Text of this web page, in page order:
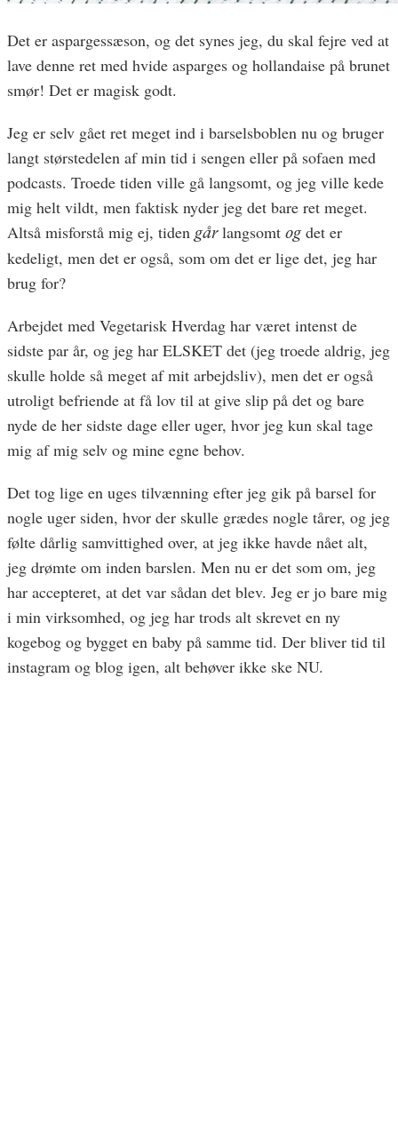
Det er aspargessæson, og det synes jeg, du skal fejre ved at
lave denne ret med hvide asparges og hollandaise på brunet
smør! Det er magisk godt.
Jeg er selv gået ret meget ind i barselsboblen nu og bruger
langt størstedelen af min tid i sengen eller på sofaen med
podcasts. Troede tiden ville gå langsomt, og jeg ville kede
mig helt vildt, men faktisk nyder jeg det bare ret meget.
Altså misforstå mig ej, tiden gårlangsomt og det er
kedeligt, men det er også, som om det er lige det, jeg har
brug for?
Arbejdet med Vegetarisk Hverdag har været intenst de
sidste par år, og jeg har ELSKET det (jeg troede aldrig, jeg
skulle holde så meget af mit arbejdsliv), men det er også
utroligt befriende at få lov til at give slip på det og bare
nyde de her sidste dage eller uger, hvor jeg kun skal tage
mig af mig selv og mine egne behov.
Det tog lige en uges tilvænning efter jeg gik på barsel for
nogle uger siden, hvor der skulle grædes nogle tårer, og jeg
følte dårlig samvittighed over, at jeg ikke havde nået alt,
jeg drømte om inden barslen. Men nu er det som om, jeg
har accepteret, at det var sådan det blev. Jeg er jo bare mig
i min virksomhed, og jeg har trods alt skrevet en ny
kogebog og bygget en baby på samme tid. Der bliver tid til
instagram og blog igen, alt behøver ikke ske NU.